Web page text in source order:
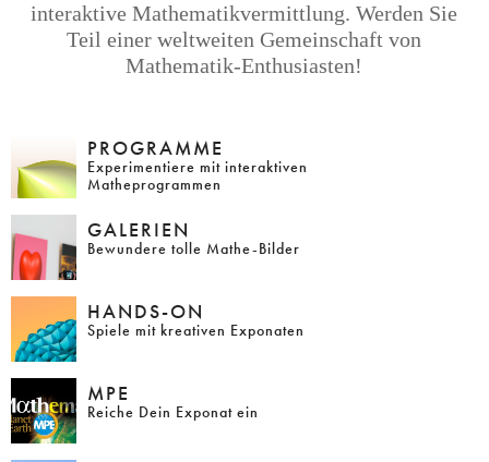
interaktive Mathematikvermittlung. Werden Sie
Teil einer weltweiten Gemeinschaft von
Mathematik-Enthusiasten!
PROGRAMME
Experimentiere mit interaktiven
Matheprogrammen
GALERIEN
Bewundere tolle Mathe-Bilder
HANDS-ON
Spiele mit kreativen Exponaten
MPE
Reiche Dein Exponat ein